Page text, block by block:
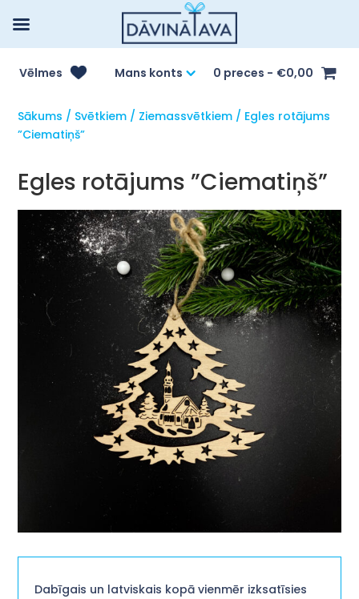
Vēlmes Mans konts 0 preces €0,00
Sākums / Svētkiem / Ziemassvētkiem / Egles rotājums
”Ciematiņš”
Egles rotājums ”Ciematiņš”
Dabīgais un latviskais kopā vienmēr izksatīsies